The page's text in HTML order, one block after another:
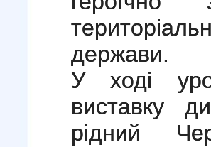
держави.
У ході
виставку
рідний